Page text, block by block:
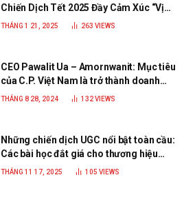
Chiến Dịch Tết 2025 Đầy Cảm Xúc “Vị
Nhà”
THÁNG 1 21, 2025 263 VIEWS
CEO Pawalit Ua – Amornwanit: Mục tiêu
của C.P. Việt Nam là trở thành doanh
nghiệp xanh, phát triển bền vững
THÁNG 8 28, 2024 132VIEWS
Những chiến dịch UGC nổi bật toàn cầu:
Các bài học đắt giá cho thương hiệu
năm 2025
THÁNG 11 17, 2025 105 VIEWS